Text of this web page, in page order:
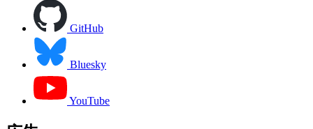
GitHub
Bluesky
YouTube